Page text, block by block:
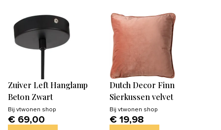
Zuiver Left Hanglamp
Beton Zwart
Bij vtwonen shop
€ 69,00
Dutch Decor Finn
Sierkussen velvet
Bij vtwonen shop
€ 19,98